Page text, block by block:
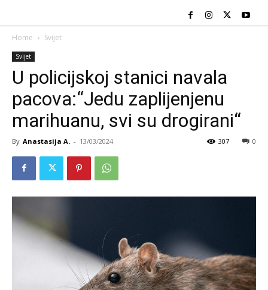
Home Svijet
Svijet
U policijskoj stanici navala
pacova:“Jedu zaplijenjenu
marihuanu, svi su drogirani“
By Anastasija A. - 13/03/2024 0
307